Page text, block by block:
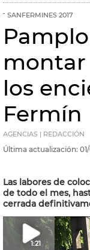
SANFERMINES 2017
montar
los
Fermín
AGENCIAS | REDACCIÓN
Última actualización:
Las labores de
de todo el mes,
cerrada
1:21